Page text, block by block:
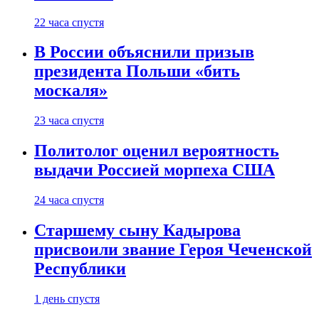
22 часа спустя
В России объяснили призыв
президента Польши «бить
москаля»
23 часа спустя
Политолог оценил вероятность
выдачи Россией морпеха США
24 часа спустя
Старшему сыну Кадырова
присвоили звание Героя Чеченской
Республики
1 день спустя